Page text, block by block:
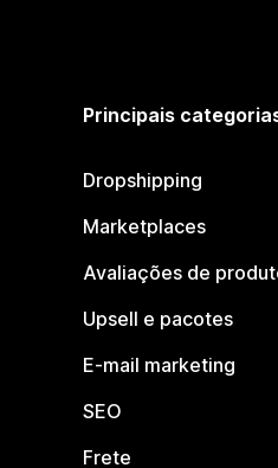
Principais
Dropshipping
Marketplaces
Avaliações de
Upsell e pacotes
E-mail marketing
SEO
Frete